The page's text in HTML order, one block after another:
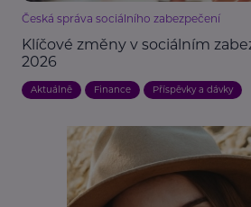
Česká správa sociálního zabezpečení
Klíčové změny v sociálním
2026
Aktuálně Finance Příspěvky a dávky